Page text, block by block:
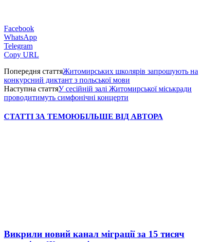
Facebook
WhatsApp
Telegram
Copy URL
Попередня статтяЖитомирських школярів запрошують на
конкурсний диктант з польської мови
Наступна статтяУ сесійній залі Житомирської міськради
проводитимуть симфонічні концерти
СТАТТІ ЗА ТЕМОЮБІЛЬШЕ ВІД АВТОРА
Викрили новий канал міграції за 15 тисяч